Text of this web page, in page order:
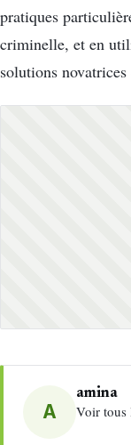
pratiques
criminelle, et en
solutions novatrices
A
amina
Voir tous